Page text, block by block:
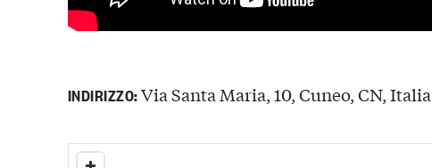
INDIRIZZO:Via Santa Maria, 10, Cuneo, CN, Italia